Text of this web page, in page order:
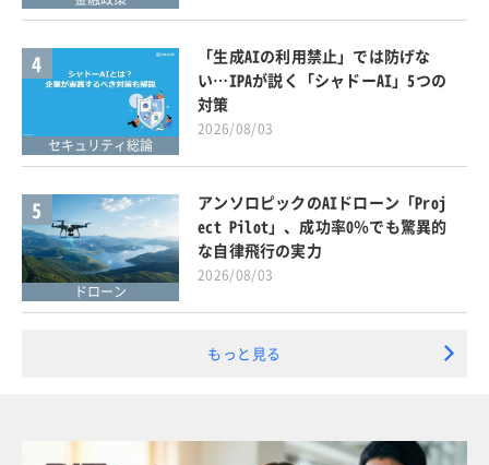
4
セキュリティ総論
「生成AIの利用禁止」では防げな
い…IPAが説く「シャドーAI」5つの
対策
2026/08/03
5
ドローン
アンソロピックのAIドローン「Proj
ect Pilot」、成功率0％でも驚異的
な自律飛行の実力
2026/08/03
もっと見る